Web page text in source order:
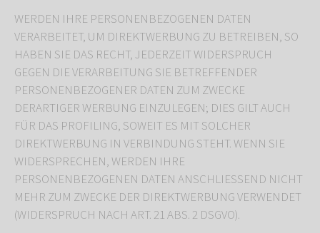
WERDEN IHRE PERSONENBEZOGENEN DATEN
VERARBEITET, UM DIREKTWERBUNG ZU BETREIBEN, SO
HABEN SIE DAS RECHT, JEDERZEIT WIDERSPRUCH
GEGEN DIE VERARBEITUNG SIE BETREFFENDER
PERSONENBEZOGENER DATEN ZUM ZWECKE
DERARTIGER WERBUNG EINZULEGEN; DIES GILT AUCH
FÜR DAS PROFILING, SOWEIT ES MIT SOLCHER
DIREKTWERBUNG IN VERBINDUNG STEHT. WENN SIE
WIDERSPRECHEN, WERDEN IHRE
PERSONENBEZOGENEN DATEN ANSCHLIESSEND NICHT
MEHR ZUM ZWECKE DER DIREKTWERBUNG VERWENDET
(WIDERSPRUCH NACH ART. 21 ABS. 2 DSGVO).